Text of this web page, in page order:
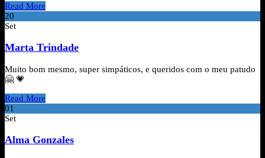
Read More
20
Set
Marta Trindade
Muito bom mesmo, super simpáticos, e queridos com o meu patudo
🤗 💗
Read More
01
Set
Alma Gonzales